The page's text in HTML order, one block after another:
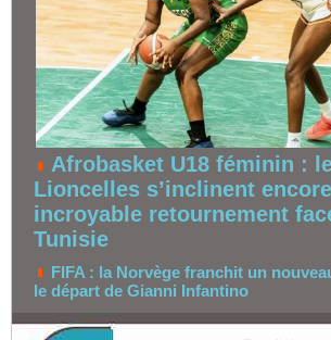
Afrobasket U18 féminin :
Lioncelles s’inclinent
incroyable retournement
Tunisie
FIFA : la Norvège franchit un
le départ de Gianni Infantino